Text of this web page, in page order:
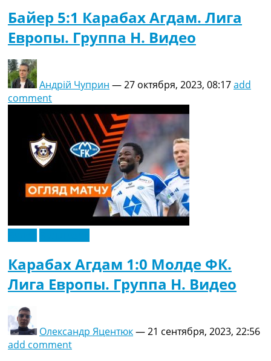
Байер 5:1 Карабах Агдам. Лига
Европы. Группа H. Видео
Андрій Чуприн —27 октября, 2023, 08:17add
comment
Карабах Агдам 1:0 Молде ФК.
Лига Европы. Группа H. Видео
Олександр Яцентюк—21 сентября, 2023, 22:56
add comment